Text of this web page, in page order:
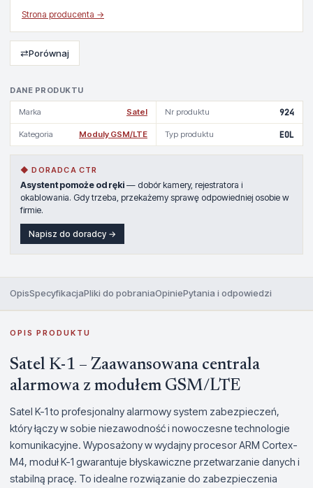
DANE PRODUKTU
Marka Satel Nr produktu 924
Kategoria Moduly GSM/LTE Typ produktu EOL
◆ DORADCA CTR
Asystent pomoże od ręki — dobór kamery, rejestratora i
okablowania. Gdy trzeba, przekażemy sprawę odpowiedniej osobie w
firmie.
Napisz do doradcy →
Strona producenta →
⇄Porównaj
OpisSpecyfikacjaPliki do pobraniaOpiniePytania i odpowiedzi
OPIS PRODUKTU
Satel K-1 – Zaawansowana centrala
alarmowa z modułem GSM/LTE
Satel K-1 to profesjonalny alarmowy system zabezpieczeń,
który łączy w sobie niezawodność i nowoczesne technologie
komunikacyjne. Wyposażony w wydajny procesor ARM Cortex-
M4, moduł K-1 gwarantuje błyskawiczne przetwarzanie danych i
stabilną pracę. To idealne rozwiązanie do zabezpieczenia